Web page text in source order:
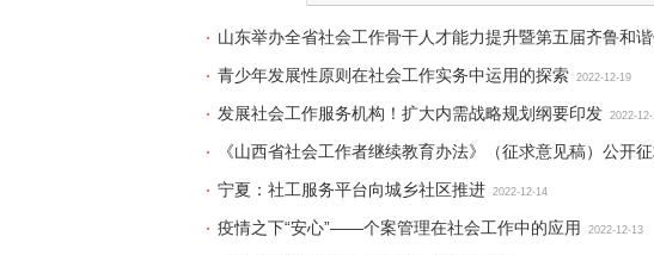
山东举办全省社会工作骨干人才能力提升暨第五届齐鲁和
青少年发展性原则在社会工作实务中运用的探索 2022-12-19
发展社会工作服务机构！扩大内需战略规划纲要印发 2022-
《山西省社会工作者继续教育办法》（征求意见稿）公开
宁夏：社工服务平台向城乡社区推进 2022-12-14
疫情之下“安心”——个案管理在社会工作中的应用 2022-12-13